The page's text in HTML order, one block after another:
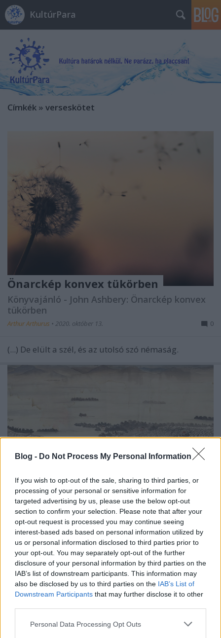
Blog - Do Not Process My Personal Information
If you wish to opt-out of the sale, sharing to third parties, or
processing of your personal or sensitive information for
targeted advertising by us, please use the below opt-out
section to confirm your selection. Please note that after your
opt-out request is processed you may continue seeing
interest-based ads based on personal information utilized by
us or personal information disclosed to third parties prior to
your opt-out. You may separately opt-out of the further
disclosure of your personal information by third parties on the
IAB’s list of downstream participants. This information may
also be disclosed by us to third parties on the IAB’s List of
Downstream Participants that may further disclose it to other
Please note that this website/app uses one or more Google
Personal Data Processing Opt Outs
KultúrPara
Címkék » verseskötet
Önarckép konvex tükörben
Könyvajánló - John Ashbery: Önarckép konvex
tükörben
Arthur Arthurus • 2020. október 13. 0
(...) De elült a szél, és az utolsó szó némaság.
Lelked szélfútta madártoll
Arthur Arthurus•2020. szeptember 06.
Tudtad, hogy a hatodik dalai láma verseket is írt?
Méghozzá nem is akármilyeneket!